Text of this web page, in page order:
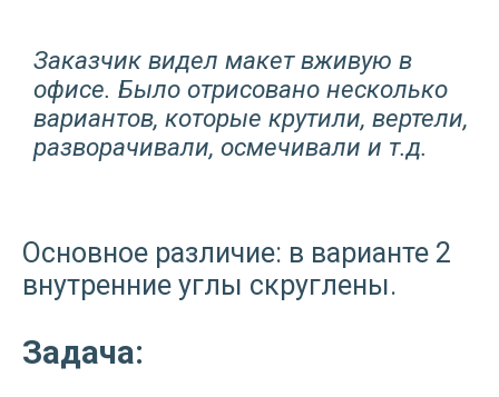
Заказчик видел макет вживую в
офисе. Было отрисовано несколько
вариантов, которые крутили, вертели,
разворачивали, осмечивали и т.д.
Основное различие: в варианте 2
внутренние углы скруглены.
Задача: